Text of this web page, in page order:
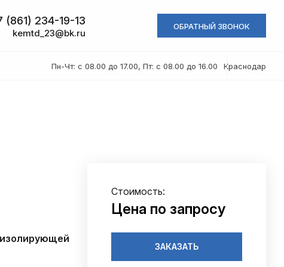
(861) 234-19-13
kemtd_23@bk.ru
ОБРАТНЫЙ ЗВОНОК
Пн-Чт: с 08.00 до 17.00, Пт: с 08.00 до 16.00 Краснодар
Стоимость:
Цена по запросу
ЗАКАЗАТЬ